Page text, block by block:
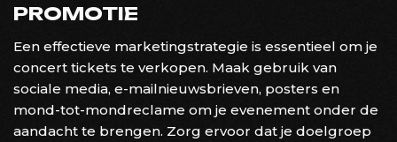
PROMOTIE
Een effectieve marketingstrategie is essentieel om je
concert tickets te verkopen. Maak gebruik van
sociale media, e-mailnieuwsbrieven, posters en
mond-tot-mondreclame om je evenement onder de
aandacht te brengen. Zorg ervoor dat je doelgroep